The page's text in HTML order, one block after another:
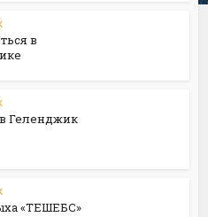
в
Геленджик
«ТЕШЕБС»